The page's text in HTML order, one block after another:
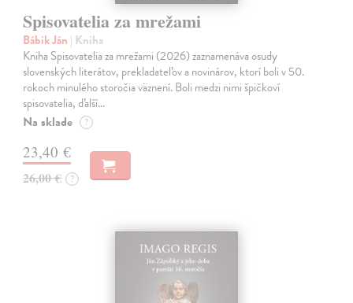
Spisovatelia za mrežami
Bábik Ján | Kniha
Kniha Spisovatelia za mrežami (2026) zaznamenáva osudy
slovenských literátov, prekladateľov a novinárov, ktorí boli v 50.
rokoch minulého storočia väznení. Boli medzi nimi špičkoví
spisovatelia, ďalší…
Na sklade ?
23,40 €
26,00 € ?